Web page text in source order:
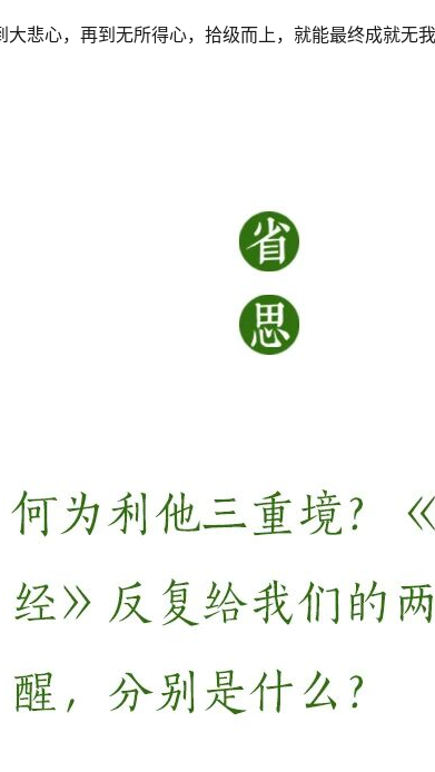
悲心，再到无所得心，拾级而上，就能最终成就无我